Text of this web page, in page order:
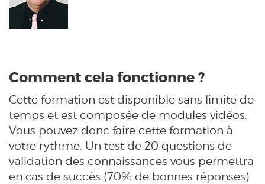
Comment cela fonctionne ?
Cette formation est disponible sans limite de
temps et est composée de modules vidéos.
Vous pouvez donc faire cette formation à
votre rythme. Un test de 20 questions de
validation des connaissances vous permettra
en cas de succès (70% de bonnes réponses)